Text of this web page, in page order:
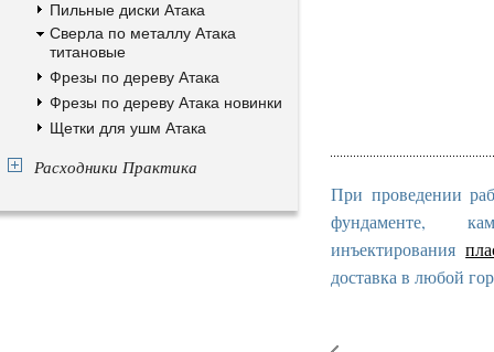
Пильные диски Атака
Сверла по металлу Атака
титановые
Фрезы по дереву Атака
Фрезы по дереву Атака новинки
Щетки для ушм Атака
Расходники Практика
При проведении
фундаменте,
инъектирования
доставка в любой